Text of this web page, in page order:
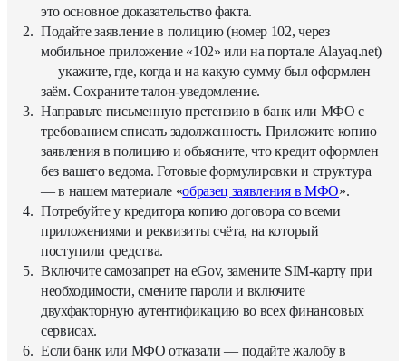
это основное доказательство факта.
Подайте заявление в полицию (номер 102, через
мобильное приложение «102» или на портале Alayaq.net)
— укажите, где, когда и на какую сумму был оформлен
заём. Сохраните талон-уведомление.
Направьте письменную претензию в банк или МФО с
требованием списать задолженность. Приложите копию
заявления в полицию и объясните, что кредит оформлен
без вашего ведома. Готовые формулировки и структура
— в нашем материале «образец заявления в МФО».
Потребуйте у кредитора копию договора со всеми
приложениями и реквизиты счёта, на который
поступили средства.
Включите самозапрет на eGov, замените SIM-карту при
необходимости, смените пароли и включите
двухфакторную аутентификацию во всех финансовых
сервисах.
Если банк или МФО отказали — подайте жалобу в